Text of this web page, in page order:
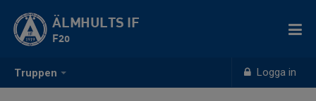
Truppen Logga in
ÄLMHULTS IF
F20